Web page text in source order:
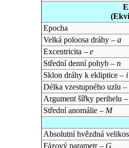
Epocha
Velká poloosa dráhy – a
Excentricita – e
Střední denní pohyb – n
Sklon dráhy k ekliptice – i
Délka vzestupného uzlu –
Argument šířky perihelu
Střední anomálie – M
Absolutní hvězdná
Fázový parametr – G